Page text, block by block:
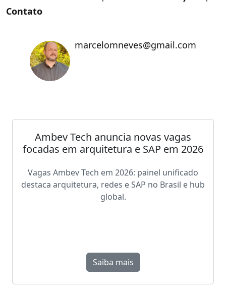
Contato
marcelomneves@gmail.com
Ambev Tech anuncia novas vagas
focadas em arquitetura e SAP em 2026
Vagas Ambev Tech em 2026: painel unificado
destaca arquitetura, redes e SAP no Brasil e hub
global.
Saiba mais